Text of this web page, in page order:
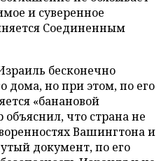
и суверенное
Соединенным
бесконечно
дома, но при этом, по его
«банановой
что страна не
Вашингтона и
документ, по его